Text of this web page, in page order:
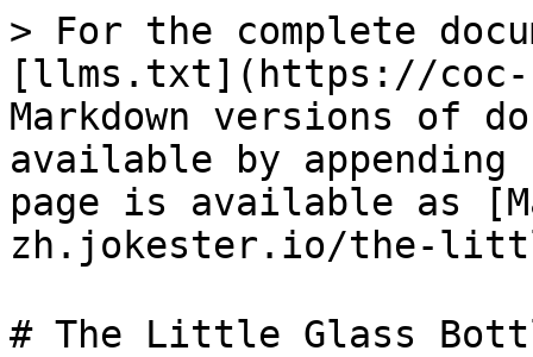
> For the complete
[llms.txt](https://
Markdown versions of
available by
page is available as
zh.jokester.io/the-
# The Little Glass